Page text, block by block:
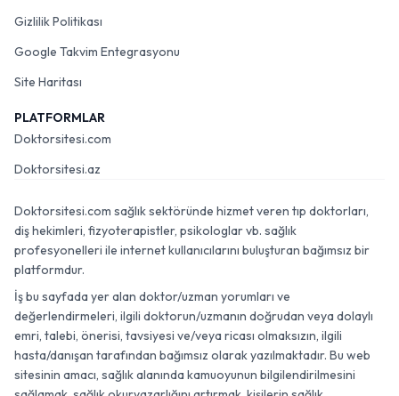
Gizlilik Politikası
Google Takvim Entegrasyonu
Site Haritası
PLATFORMLAR
Doktorsitesi.com
Doktorsitesi.az
Doktorsitesi.com sağlık sektöründe hizmet veren tıp doktorları,
diş hekimleri, fizyoterapistler, psikologlar vb. sağlık
profesyonelleri ile internet kullanıcılarını buluşturan bağımsız bir
platformdur.
İş bu sayfada yer alan doktor/uzman yorumları ve
değerlendirmeleri, ilgili doktorun/uzmanın doğrudan veya dolaylı
emri, talebi, önerisi, tavsiyesi ve/veya ricası olmaksızın, ilgili
hasta/danışan tarafından bağımsız olarak yazılmaktadır. Bu web
sitesinin amacı, sağlık alanında kamuoyunun bilgilendirilmesini